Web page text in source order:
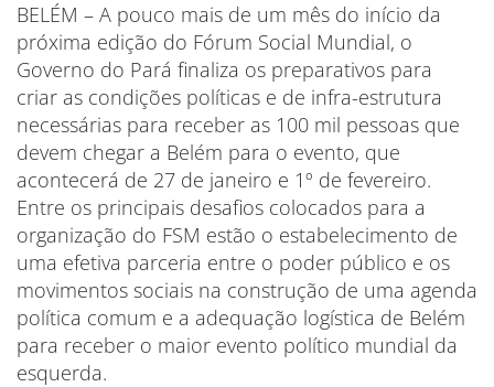
BELÉM – A pouco mais de um mês do início da
próxima edição do Fórum Social Mundial, o
Governo do Pará finaliza os preparativos para
criar as condições políticas e de infra-estrutura
necessárias para receber as 100 mil pessoas que
devem chegar a Belém para o evento, que
acontecerá de 27 de janeiro e 1º de fevereiro.
Entre os principais desafios colocados para a
organização do FSM estão o estabelecimento de
uma efetiva parceria entre o poder público e os
movimentos sociais na construção de uma agenda
política comum e a adequação logística de Belém
para receber o maior evento político mundial da
esquerda.